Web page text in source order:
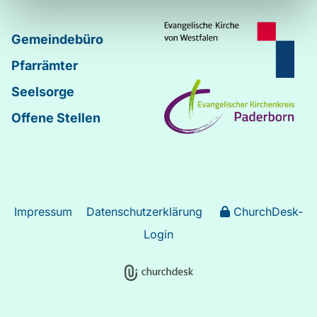
Gemeindebüro
Pfarrämter
Seelsorge
Offene Stellen
Impressum Datenschutzerklärung
ChurchDesk-
Login